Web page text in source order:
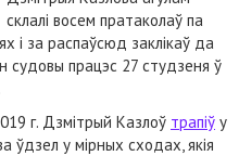
склалі восем пратаколаў па
і за распаўсюд заклікаў да
судовы працэс 27 студзеня ў
г. Дзмітрый Казлоў трапіў у
ўдзел у мірных сходах, якія